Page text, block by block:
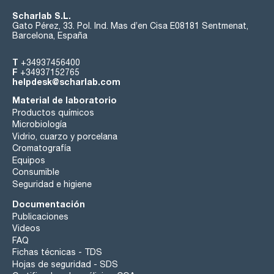
Scharlab S.L.
Gato Pérez, 33. Pol. Ind. Mas d’en Cisa E08181 Sentmenat,
Barcelona, España
T +34937456400
F +34937152765
helpdesk@scharlab.com
Material de laboratorio
Productos químicos
Microbiología
Vidrio, cuarzo y porcelana
Cromatografía
Equipos
Consumible
Seguridad e higiene
Documentación
Publicaciones
Videos
FAQ
Fichas técnicas - TDS
Hojas de seguridad - SDS